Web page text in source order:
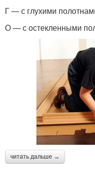
Г — с глухими
О — с остекленными
читать дальше →